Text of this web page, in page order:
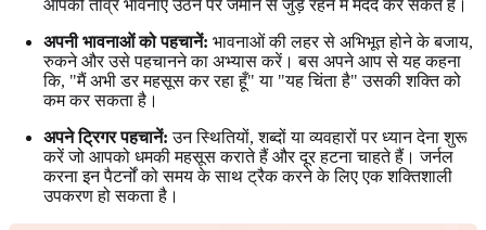
आपको तीव्र भावनाएं उठने पर जमीन से जुड़े रहने में मदद कर सकते हैं।
अपनी भावनाओं को पहचानें: भावनाओं की लहर से अभिभूत होने के बजाय,
रुकने और उसे पहचानने का अभ्यास करें। बस अपने आप से यह कहना
कि, "मैं अभी डर महसूस कर रहा हूँ" या "यह चिंता है" उसकी शक्ति को
कम कर सकता है।
अपने ट्रिगर पहचानें: उन स्थितियों, शब्दों या व्यवहारों पर ध्यान देना शुरू
करें जो आपको धमकी महसूस कराते हैं और दूर हटना चाहते हैं। जर्नल
करना इन पैटर्नों को समय के साथ ट्रैक करने के लिए एक शक्तिशाली
उपकरण हो सकता है।